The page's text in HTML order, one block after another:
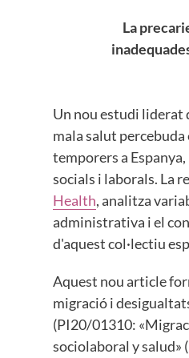
La
Un nou estudi liderat
mala salut
temporers a
socials i laborals. La
Health, analitza
administrativa i el
d'aquest col·lectiu
Aquest nou article
migració i
(PI20/01310:
sociolaboral y salud»